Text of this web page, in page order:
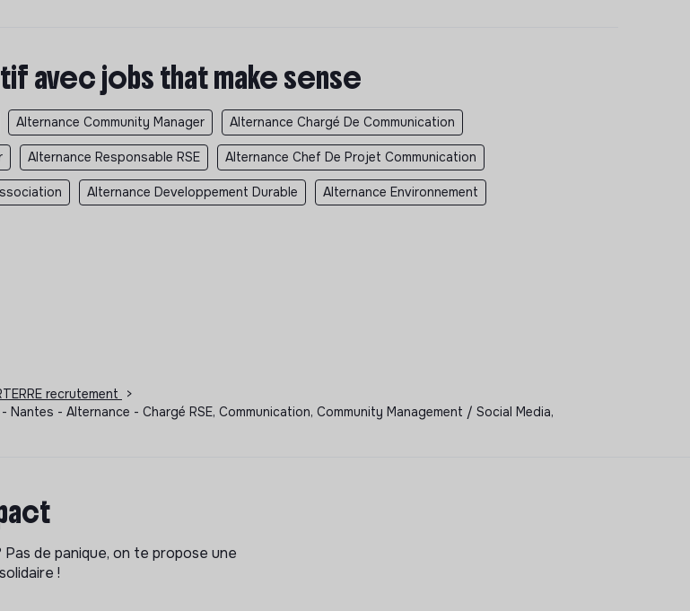
avec jobs that make sense
Alternance Community Manager Alternance Chargé De Communication
Alternance Responsable RSE Alternance Chef De Projet Communication
Alternance Developpement Durable Alternance Environnement
recrutement
>
- Nantes - Alternance - Chargé RSE, Communication, Community Management / Social Media,
de panique, on te propose une
!